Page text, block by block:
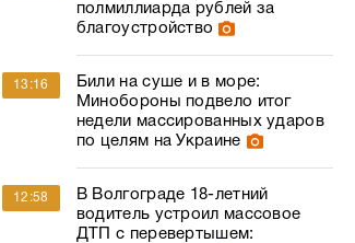
полмиллиарда рублей за
благоустройство
13:16
Били на суше и в море:
Минобороны подвело итог
недели массированных ударов
по целям на Украине
12:58
В Волгограде 18-летний
водитель устроил массовое
ДТП с перевертышем: